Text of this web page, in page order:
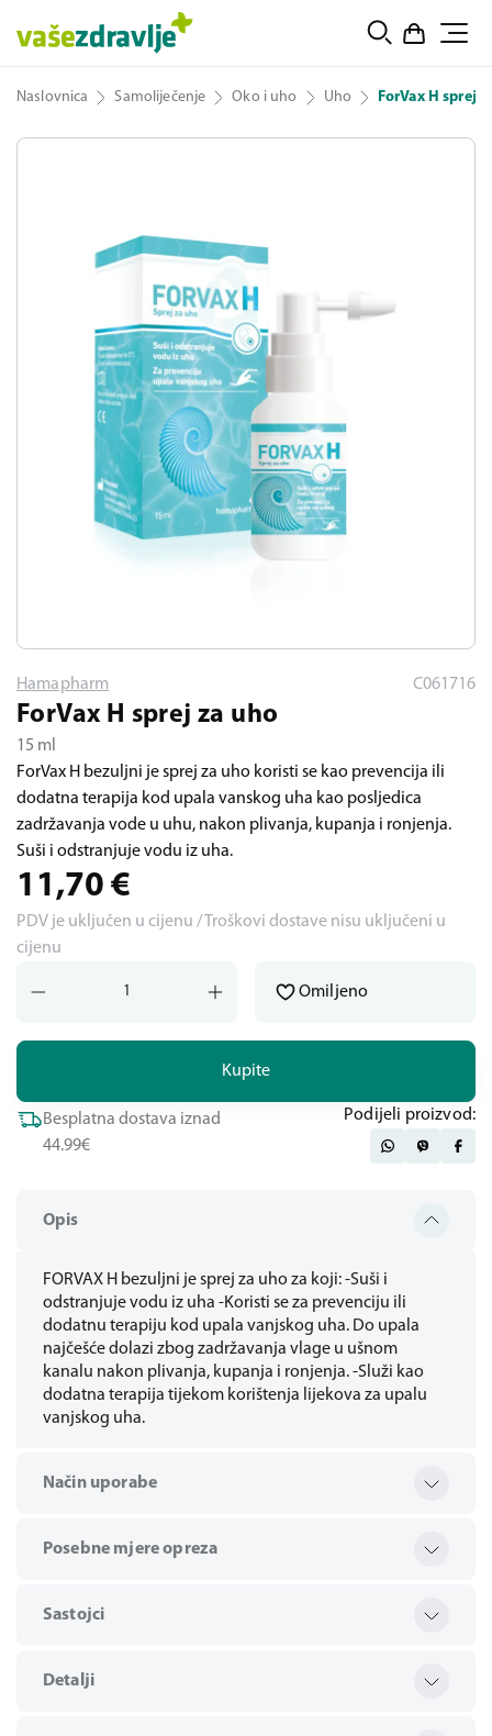
Naslovnica Samoliječenje Oko i uho Uho ForVax H sprej
Opis
FORVAX H bezuljni je sprej za uho za koji: -Suši i
odstranjuje vodu iz uha -Koristi se za prevenciju ili
dodatnu terapiju kod upala vanjskog uha. Do upala
najčešće dolazi zbog zadržavanja vlage u ušnom
kanalu nakon plivanja, kupanja i ronjenja. -Služi kao
dodatna terapija tijekom korištenja lijekova za upalu
vanjskog uha.
Način uporabe
Posebne mjere opreza
Sastojci
Detalji
Hamapharm C061716
ForVax H sprej za uho
15 ml
ForVax H bezuljni je sprej za uho koristi se kao prevencija ili
dodatna terapija kod upala vanskog uha kao posljedica
zadržavanja vode u uhu, nakon plivanja, kupanja i ronjenja.
Suši i odstranjuje vodu iz uha.
11,70 €
PDV je uključen u cijenu / Troškovi dostave nisu uključeni u
cijenu
Kupite
Omiljeno
Besplatna dostava iznad
44.99€
Podijeli proizvod: